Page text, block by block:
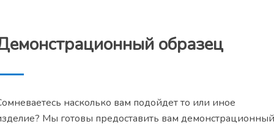
образец
насколько вам подойдет то или иное
Мы готовы предоставить вам демонстрационный